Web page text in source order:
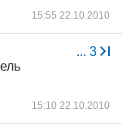
15:55 22.10.2010
... 3
15:10 22.10.2010